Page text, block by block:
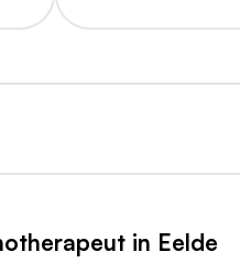
in Eelde